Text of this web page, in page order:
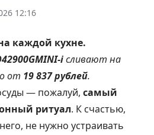
12:16
каждой кухне.
iсливают на
от 19 837 рублей.
— пожалуй, самый
ритуал. К счастью,
не нужно устраивать